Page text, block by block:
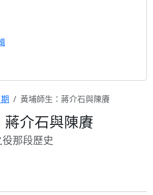
黃埔師生：蔣介石與陳賡
介石與陳賡
那段歷史